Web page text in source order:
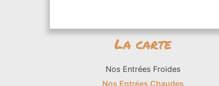
La carte
Nos Entrées Froides
Nos Entrées Chaudes